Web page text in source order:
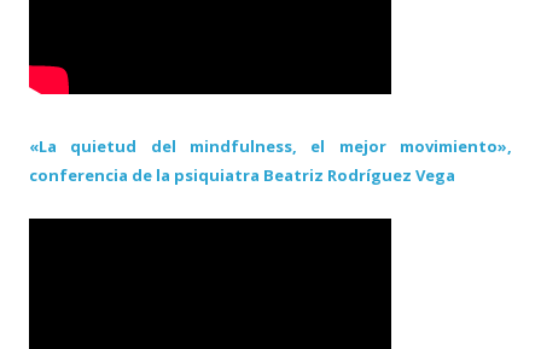
«La quietud del mindfulness, el mejor movimiento»,
conferencia de la psiquiatra Beatriz Rodríguez Vega